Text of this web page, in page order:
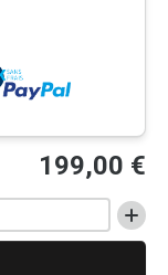
199,00 €